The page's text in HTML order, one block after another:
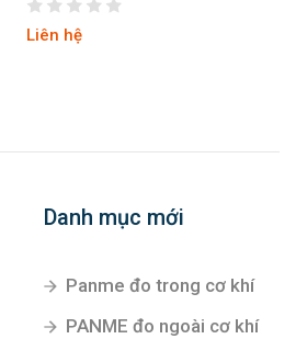
Liên hệ
Danh mục mới
Panme đo trong cơ khí
PANME đo ngoài cơ khí